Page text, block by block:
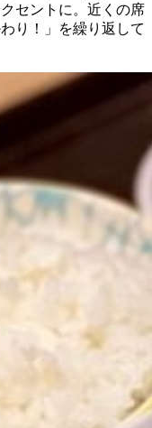
セントに。近くの席
り！」を繰り返して